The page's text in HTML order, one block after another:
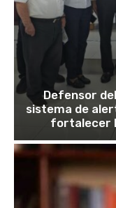
Defensor
sistema de
fortalecer